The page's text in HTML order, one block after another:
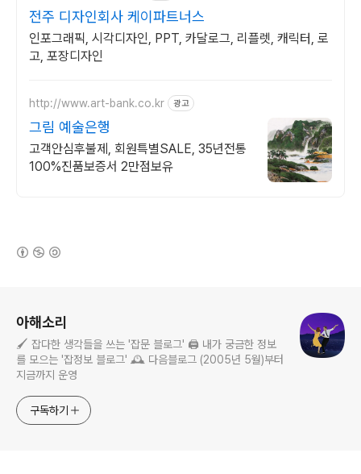
전주 디자인회사 케이파트너스
인포그래픽, 시각디자인, PPT, 카달로그, 리플렛, 캐릭터, 로
고, 포장디자인
http://www.art-bank.co.kr 광고
그림 예술은행
고객안심후불제, 회원특별SALE, 35년전통
100%진품보증서 2만점보유
아해소리
🖌️ 잡다한 생각들을 쓰는 '잡문 블로그' 🖨️ 내가 궁금한 정보
를 모으는 '잡정보 블로그' 🕰️ 다음블로그 (2005년 5월)부터
지금까지 운영
구독하기